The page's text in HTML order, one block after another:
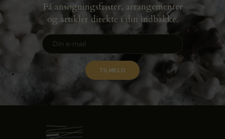
Få ansøgningsfrister, arrangementer
og artikler direkte i din indbakke.